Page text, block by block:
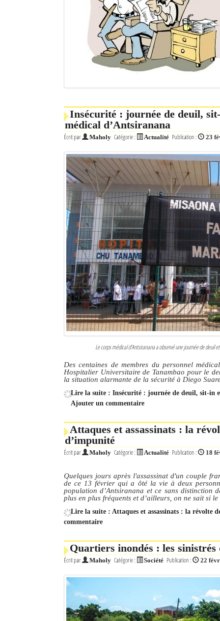
Insécurité : journée de deuil,
médical d’Antsiranana
Écrit par Maholy Catégorie : Actualité Publication : 23
Le corps médical d’Antsiranana a observé une journée de deuil
Des centaines de membres du personnel
Hospitalier Universitaire de Tanambao pour le
la situation alarmante de la sécurité à Diego
Lire la suite : Insécurité : journée de deuil, sit-in
Ajouter un commentaire
Attaques et assassinats : la
d’impunité
Écrit par Maholy Catégorie : Actualité Publication : 18
Quelques jours après l'assassinat d'un couple
de ce 13 février qui a ôté la vie à deux
population d’Antsiranana et ce sans distinction
plus en plus fréquents et d’ailleurs, on ne sait si
Lire la suite : Attaques et assassinats : la révolte
commentaire
Quartiers inondés : les sinistrés
Écrit par Maholy Catégorie : Société Publication : 22